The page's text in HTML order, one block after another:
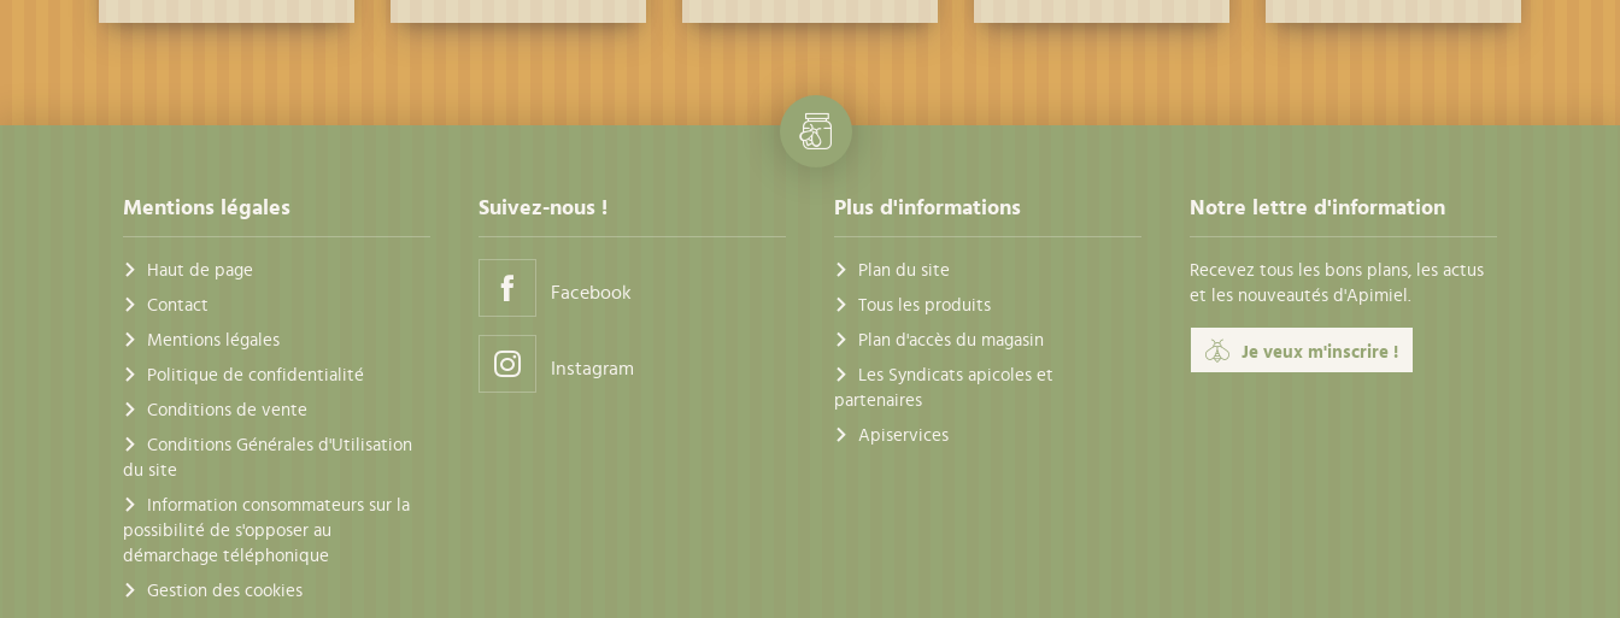
Mentions légales
Haut de page
Contact
Mentions légales
Politique de confidentialité
Conditions de vente
Conditions Générales d'Utilisation
du site
Information consommateurs sur la
possibilité de s'opposer au
démarchage téléphonique
Gestion des cookies
Suivez-nous !
Facebook
Instagram
Plus d'informations
Plan du site
Tous les produits
Plan d'accès du magasin
Les Syndicats apicoles et
partenaires
Apiservices
Notre lettre d'information
Recevez tous les bons plans, les actus
et les nouveautés d'Apimiel.
Je veux m'inscrire !